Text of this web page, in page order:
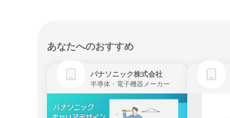
あなたへのおすすめ
パナソニック株式会社
半導体・電子機器メーカー